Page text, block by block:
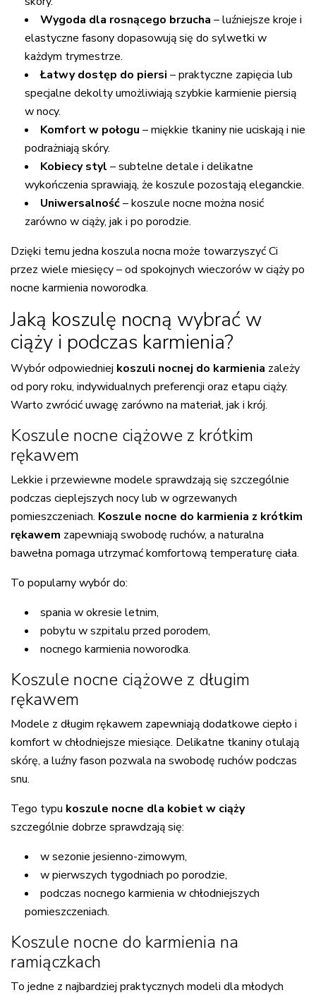
Wygoda dla rosnącego brzucha – luźniejsze kroje i
elastyczne fasony dopasowują się do sylwetki w
każdym trymestrze.
Łatwy dostęp do piersi – praktyczne zapięcia lub
specjalne dekolty umożliwiają szybkie karmienie piersią
w nocy.
Komfort w połogu – miękkie tkaniny nie uciskają i nie
podrażniają skóry.
Kobiecy styl – subtelne detale i delikatne
wykończenia sprawiają, że koszule pozostają eleganckie.
Uniwersalność– koszule nocne można nosić
zarówno w ciąży, jak i po porodzie.
Dzięki temu jedna koszula nocna może towarzyszyć Ci
przez wiele miesięcy – od spokojnych wieczorów w ciąży po
nocne karmienia noworodka.
Jaką koszulę nocną wybrać w
ciąży i podczas karmienia?
Wybór odpowiedniej koszuli nocnej do karmienia zależy
od pory roku, indywidualnych preferencji oraz etapu ciąży.
Warto zwrócić uwagę zarówno na materiał, jak i krój.
Koszule nocne ciążowe z krótkim
rękawem
Lekkie i przewiewne modele sprawdzają się szczególnie
podczas cieplejszych nocy lub w ogrzewanych
pomieszczeniach. Koszule nocne do karmienia z krótkim
rękawem zapewniają swobodę ruchów, a naturalna
bawełna pomaga utrzymać komfortową temperaturę ciała.
To popularny wybór do:
spania w okresie letnim,
pobytu w szpitalu przed porodem,
nocnego karmienia noworodka.
Koszule nocne ciążowe z długim
rękawem
Modele z długim rękawem zapewniają dodatkowe ciepło i
komfort w chłodniejsze miesiące. Delikatne tkaniny otulają
skórę, a luźny fason pozwala na swobodę ruchów podczas
snu.
Tego typu koszule nocne dla kobiet w ciąży
szczególnie dobrze sprawdzają się:
w sezonie jesienno-zimowym,
w pierwszych tygodniach po porodzie,
podczas nocnego karmienia w chłodniejszych
pomieszczeniach.
Koszule nocne do karmienia na
ramiączkach
To jedne z najbardziej praktycznych modeli dla młodych